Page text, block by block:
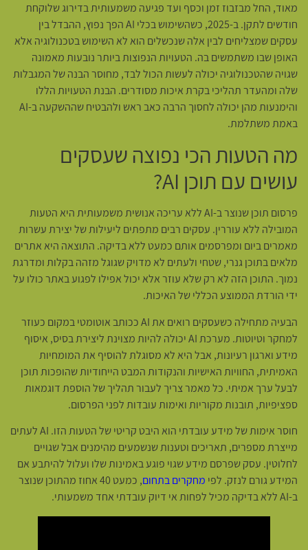
מאוד, החל מבזבוז זמן וכסף ועד פגיעה משמעותית בדירוג שלוקחת
חודשים לתקן. ב-2025, כשהשימוש בכלי AI הפך נפוץ, ההבדל בין
עסקים שמצליחים לבין אלה שנכשלים הוא לא השימוש בטכנולוגיה אלא
האופן שבו משתמשים בה. הטעויות הנפוצות ביותר נובעות מאמונה
שגויה שהטכנולוגיה יכולה לעשות הכול לבד, מחוסר הבנה של המגבלות
שלה ומהעדר תהליכי בקרת איכות מסודרים. הבנת הטעויות הללו
והימנעות מהן יכולה לחסוך הרבה כאב ראש ולהבטיח שההשקעה ב-AI
באמת משתלמת.
מה הטעות הכי נפוצה שעסקים
עושים עם תוכן AI?
פרסום תוכן שנוצר ב-AI ללא עריכה אנושית משמעותית היא הטעות
המובילה ללא עוררין. עסקים רבים מתפתים ליעילות של יצירת עשרות
מאמרים ביום ומפרסמים אותם כמעט ללא בדיקה. התוצאה היא אתרים
מלאים בתוכן גנרי, שטחי ולעתים לא מדויק שגוגל מזהה בקלות ומדרגת
נמוך. התוכן הזה לא רק שלא עוזר אלא יכול אפילו לפגוע באתר כולו על
ידי הורדת הממוצע הכללי של האיכות.
הבעיה מתחילה כשעסקים רואים את AI ככותב אוטומטי במקום כעוזר
למחקר וטיוטות. מערכת AI יכולה להיות מצוינת ליצירת בסיס, איסוף
מידע וארגון רעיונות, אבל היא לא מסוגלת להוסיף את המומחיות
האמיתית, החוויות האישיות והנקודות המבט הייחודיות שהופכות תוכן
לבעל ערך אמיתי. כל מאמר צריך לעבור תהליך של הוספת דוגמאות
ספציפיות, תובנות מקוריות ואימות עובדות לפני הפרסום.
חוסר אימות של מידע עובדתי הוא היבט קריטי של הטעות הזו. AI לעתים
מייצרת מספרים, תאריכים וטענות שנשמעים מהימנים אבל שגויים
לחלוטין. עסק שפרסם מידע שגוי פוגע באמינות שלו ועלול להיתבע אם
המידע גורם לנזק. לפי מחקרים בתחום
, כמעט 40 אחוז מהתוכן שנוצר
ב-AI ללא בדיקה מכיל לפחות אי דיוק עובדתי אחד משמעותי.